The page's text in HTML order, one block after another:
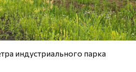
индустриального парка